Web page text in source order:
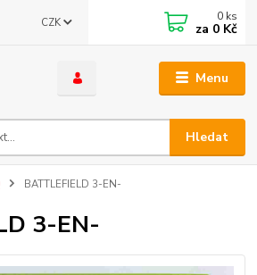
Menu
CZK
Hledat
0 ks
za 0 Kč
BATTLEFIELD 3-EN-
3-EN-